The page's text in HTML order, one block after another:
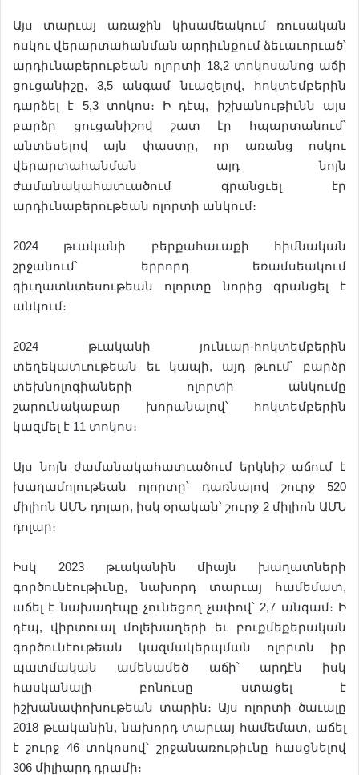
Այս տարւայ առաջին կիսամեակում ռուսական
ոսկու վերարտահանման արդիւնքում ձեւաւորւած՝
արդիւնաբերութեան ոլորտի 18,2 տոկոսանոց աճի
ցուցանիշը, 3,5 անգամ նւազելով, հոկտեմբերին
դարձել է 5,3 տոկոս։ Ի դէպ, իշխանութիւնն այս
բարձր ցուցանիշով շատ էր հպարտանում՝
անտեսելով այն փաստը, որ առանց ոսկու
վերարտահանման այդ նոյն
ժամանակահատւածում գրանցւել էր
արդիւնաբերութեան ոլորտի անկում։
2024 թւականի բերքահաւաքի հիմնական
շրջանում՝ երրորդ եռամսեակում
գիւղատնտեսութեան ոլորտը նորից գրանցել է
անկում։
2024 թւականի յունւար-հոկտեմբերին
տեղեկատւութեան եւ կապի, այդ թւում՝ բարձր
տեխնոլոգիաների ոլորտի անկումը
շարունակաբար խորանալով՝ հոկտեմբերին
կազմել է 11 տոկոս։
Այս նոյն ժամանակահատւածում երկնիշ աճում է
խաղամոլութեան ոլորտը՝ դառնալով շուրջ 520
միլիոն ԱՄՆ դոլար, իսկ օրական՝ շուրջ 2 միլիոն ԱՄՆ
դոլար։
Իսկ 2023 թւականին միայն խաղատների
գործունէութիւնը, նախորդ տարւայ համեմատ,
աճել է նախադէպը չունեցող չափով՝ 2,7 անգամ։ Ի
դէպ, վիրտուալ մոլեխաղերի եւ բուքմեքերական
գործունէութեան կազմակերպման ոլորտն իր
պատմական ամենամեծ աճի՝ արդէն իսկ
հասկանալի բոնուսը ստացել է
իշխանափոխութեան տարին։ Այս ոլորտի ծաւալը
2018 թւականին, նախորդ տարւայ համեմատ, աճել
է շուրջ 46 տոկոսով՝ շրջանառութիւնը հասցնելով
306 միլիարդ դրամի։